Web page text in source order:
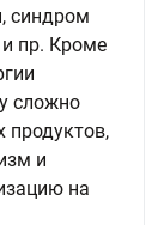
синдром
пр. Кроме
сложно
продуктов,
и
на